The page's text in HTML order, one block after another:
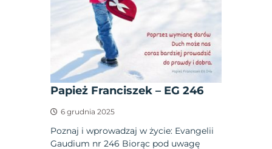
Papież Franciszek – EG 246
6 grudnia 2025
Poznaj i wprowadzaj w życie: Evangelii
Gaudium nr 246 Biorąc pod uwagę